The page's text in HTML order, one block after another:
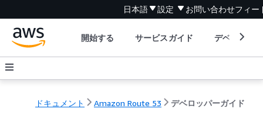
日本語 設定 お問い合わせフィー
開始する サービスガイド デベロッパ
ドキュメント Amazon Route 53 デベロッパーガイド